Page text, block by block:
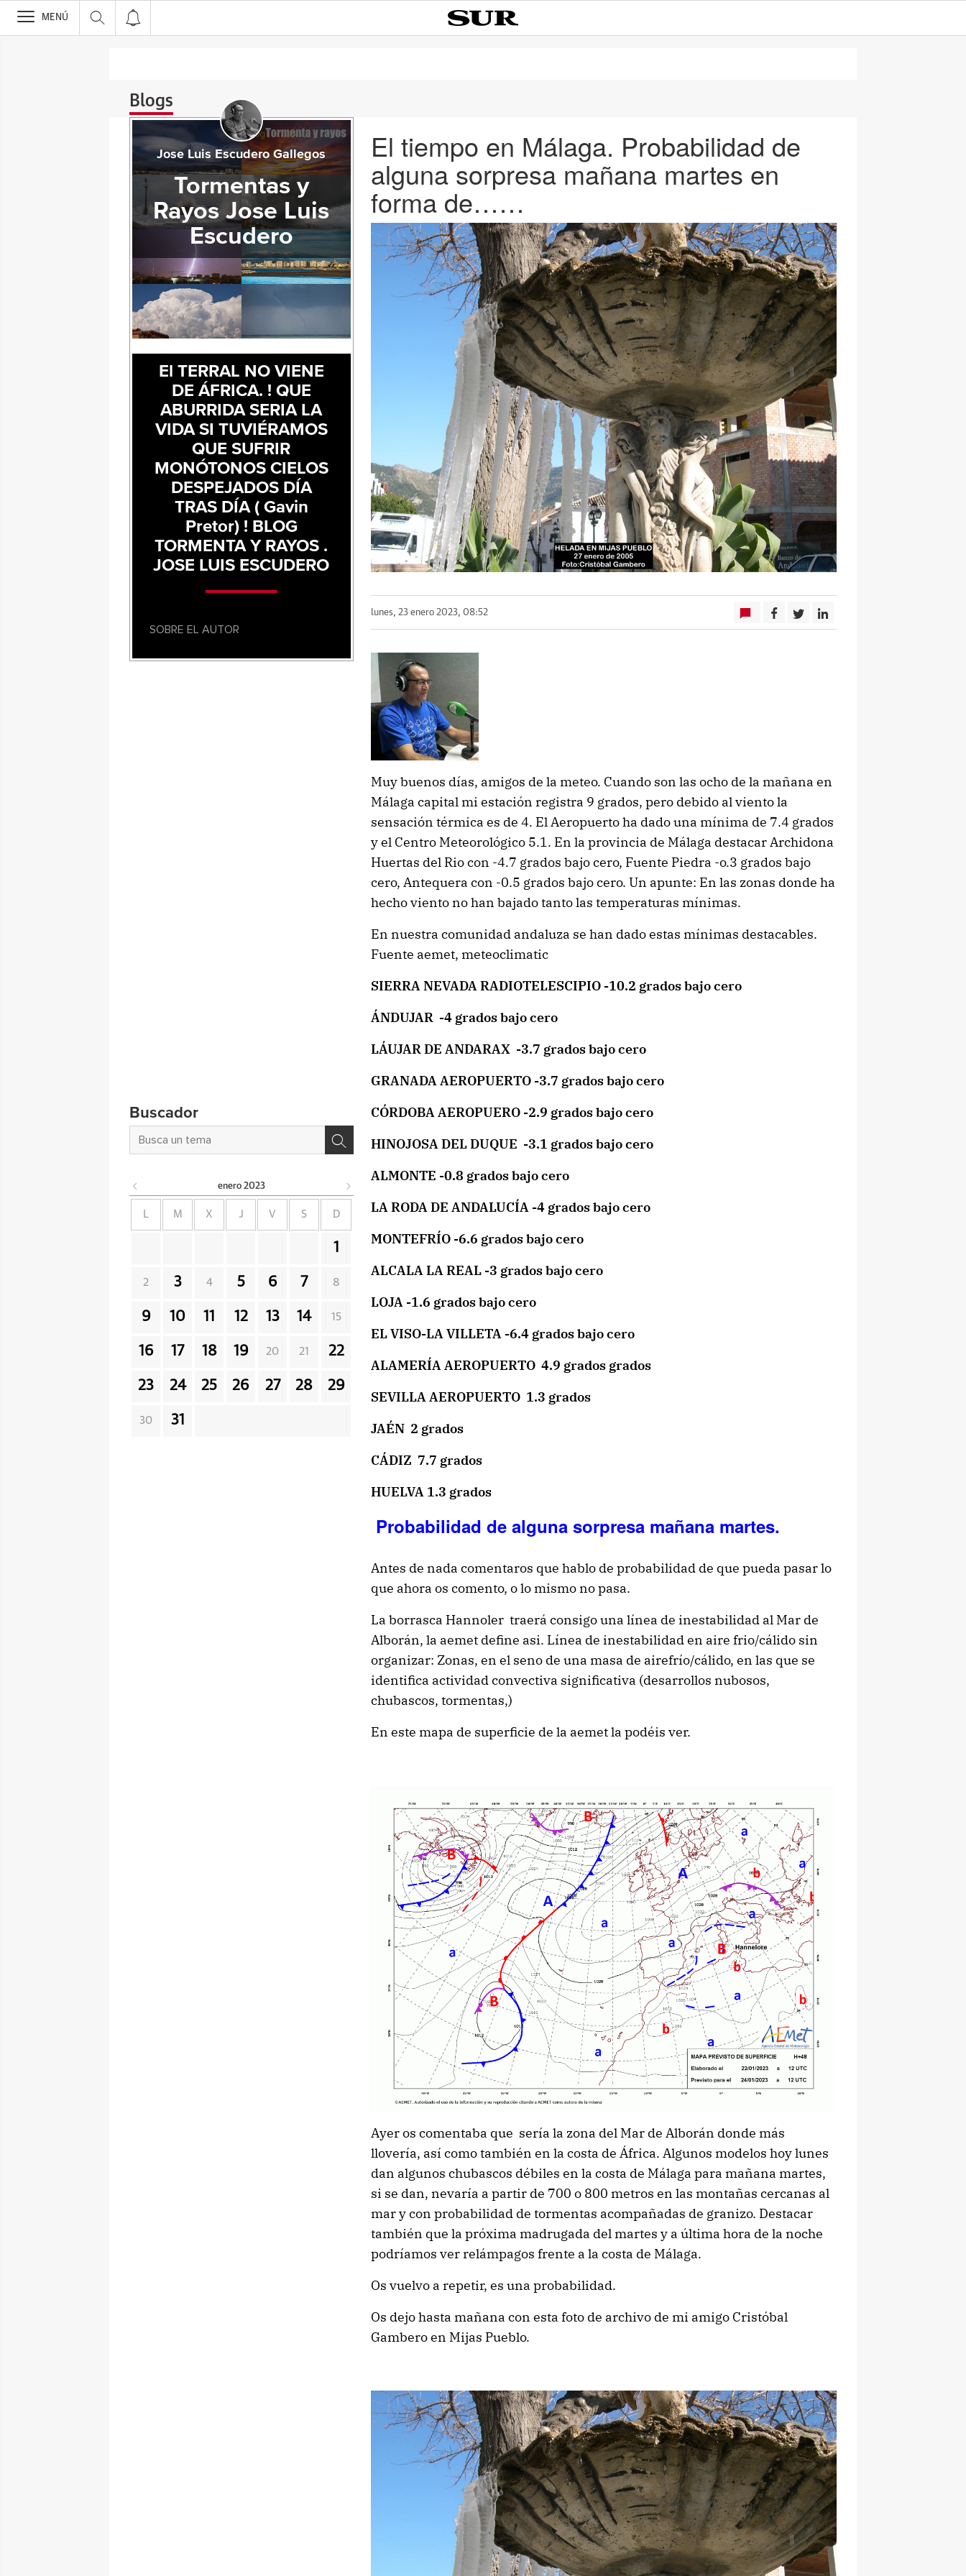
>
MENÚ
Blogs
El tiempo en Málaga. Probabilidad de
alguna sorpresa mañana martes en
forma de……
lunes, 23 enero 2023, 08:52
Muy buenos días, amigos de la meteo. Cuando son las ocho de la mañana en
Málaga capital mi estación registra 9 grados, pero debido al viento la
sensación térmica es de 4. El Aeropuerto ha dado una mínima de 7.4 grados
y el Centro Meteorológico 5.1. En la provincia de Málaga destacar Archidona
Huertas del Rio con -4.7 grados bajo cero, Fuente Piedra -o.3 grados bajo
cero, Antequera con -0.5 grados bajo cero. Un apunte: En las zonas donde ha
hecho viento no han bajado tanto las temperaturas mínimas.
En nuestra comunidad andaluza se han dado estas mínimas destacables.
Fuente aemet, meteoclimatic
SIERRA NEVADA RADIOTELESCIPIO -10.2 grados bajo cero
ÁNDUJAR -4 grados bajo cero
LÁUJAR DE ANDARAX -3.7 grados bajo cero
GRANADA AEROPUERTO -3.7 grados bajo cero
CÓRDOBA AEROPUERO -2.9 grados bajo cero
HINOJOSA DEL DUQUE -3.1 grados bajo cero
ALMONTE -0.8 grados bajo cero
LA RODA DE ANDALUCÍA -4 grados bajo cero
MONTEFRÍO -6.6 grados bajo cero
ALCALA LA REAL -3 grados bajo cero
LOJA -1.6 grados bajo cero
EL VISO-LA VILLETA -6.4 grados bajo cero
ALAMERÍA AEROPUERTO 4.9 grados grados
SEVILLA AEROPUERTO 1.3 grados
JAÉN 2 grados
CÁDIZ 7.7 grados
HUELVA 1.3 grados
Probabilidad de alguna sorpresa mañana martes.
Antes de nada comentaros que hablo de probabilidad de que pueda pasar lo
que ahora os comento, o lo mismo no pasa.
La borrasca Hannoler traerá consigo una línea de inestabilidad al Mar de
Alborán, la aemet define asi. Línea de inestabilidad en aire frio/cálido sin
organizar: Zonas, en el seno de una masa de airefrío/cálido, en las que se
identifica actividad convectiva significativa (desarrollos nubosos,
chubascos, tormentas,)
En este mapa de superficie de la aemet la podéis ver.
Ayer os comentaba que sería la zona del Mar de Alborán donde más
llovería, así como también en la costa de África. Algunos modelos hoy lunes
dan algunos chubascos débiles en la costa de Málaga para mañana martes,
si se dan, nevaría a partir de 700 o 800 metros en las montañas cercanas al
mar y con probabilidad de tormentas acompañadas de granizo. Destacar
también que la próxima madrugada del martes y a última hora de la noche
podríamos ver relámpagos frente a la costa de Málaga.
Os vuelvo a repetir, es una probabilidad.
Os dejo hasta mañana con esta foto de archivo de mi amigo Cristóbal
Gambero en Mijas Pueblo.
Jose Luis Escudero Gallegos
Tormentas y
Rayos Jose Luis
Escudero
El TERRAL NO VIENE
DE ÁFRICA. ! QUE
ABURRIDA SERIA LA
VIDA SI TUVIÉRAMOS
QUE SUFRIR
MONÓTONOS CIELOS
DESPEJADOS DÍA
TRAS DÍA ( Gavin
Pretor) ! BLOG
TORMENTA Y RAYOS .
JOSE LUIS ESCUDERO
SOBRE EL AUTOR
Buscador
enero 2023
L M X J V S D
1
2 3 4 5 6 7 8
9 10 11 12 13 14 15
16 17 18 19 20 21 22
23 24 25 26 27 28 29
30 31